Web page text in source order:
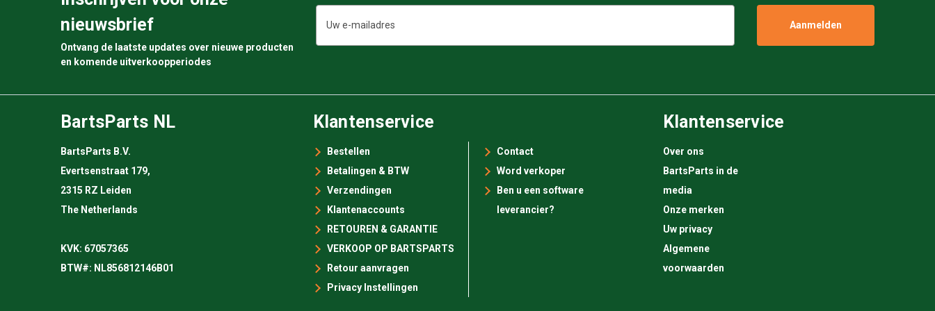
nieuwsbrief
Ontvang de laatste updates over nieuwe producten
en komende uitverkoopperiodes
mailadres
Klantenservice
Bestellen
Betalingen & BTW
Verzendingen
Klantenaccounts
RETOUREN & GARANTIE
VERKOOP OP BARTSPARTS
Retour aanvragen
Privacy Instellingen
Contact
Word verkoper
Ben u een software
leverancier?
Klantenservice
Over ons
BartsParts in de
media
Onze merken
Uw privacy
Algemene
voorwaarden
BartsParts NL
BartsParts B.V.
Evertsenstraat 179,
2315 RZ Leiden
The Netherlands
KVK: 67057365
BTW#: NL856812146B01